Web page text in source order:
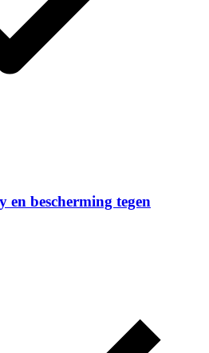
en bescherming tegen